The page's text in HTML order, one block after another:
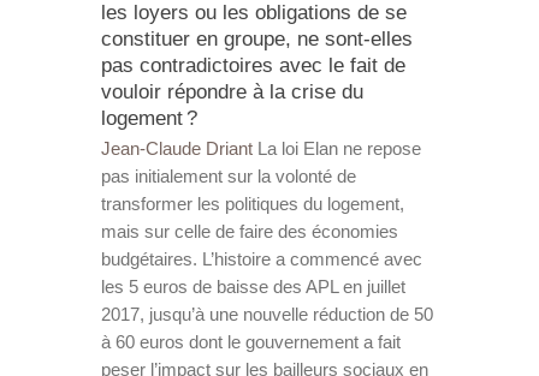
les loyers ou les obligations de se
constituer en groupe, ne sont-elles
pas contradictoires avec le fait de
vouloir répondre à la crise du
logement ?
Jean-Claude Driant La loi Elan ne repose
pas initialement sur la volonté de
transformer les politiques du logement,
mais sur celle de faire des économies
budgétaires. L’histoire a commencé avec
les 5 euros de baisse des APL en juillet
2017, jusqu’à une nouvelle réduction de 50
à 60 euros dont le gouvernement a fait
peser l’impact sur les bailleurs sociaux en